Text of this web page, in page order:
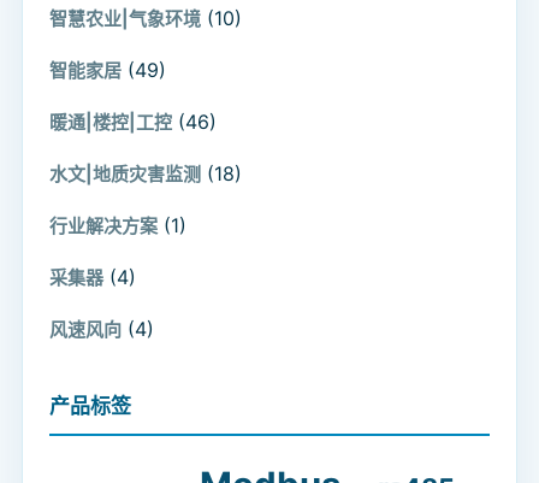
智慧农业|气象环境 (10)
智能家居 (49)
暖通|楼控|工控 (46)
水文|地质灾害监测 (18)
行业解决方案 (1)
采集器 (4)
风速风向 (4)
产品标签